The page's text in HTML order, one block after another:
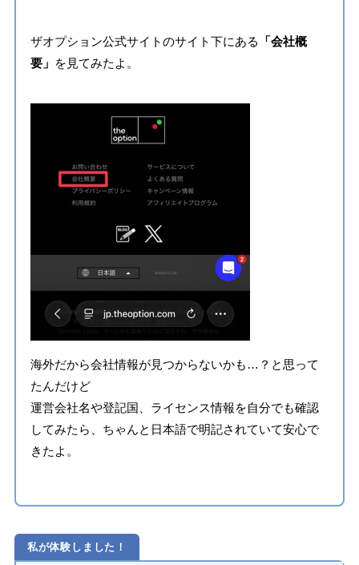
ザオプション公式サイトのサイト下にある
「会社概
要」 を見てみたよ。
海外だから会社情報が見つからないかも…？と思って
たんだけど
運営会社名や登記国、ライセンス情報を自分でも確認
してみたら、ちゃんと日本語で明記されていて安心で
きたよ。
私が体験しました！